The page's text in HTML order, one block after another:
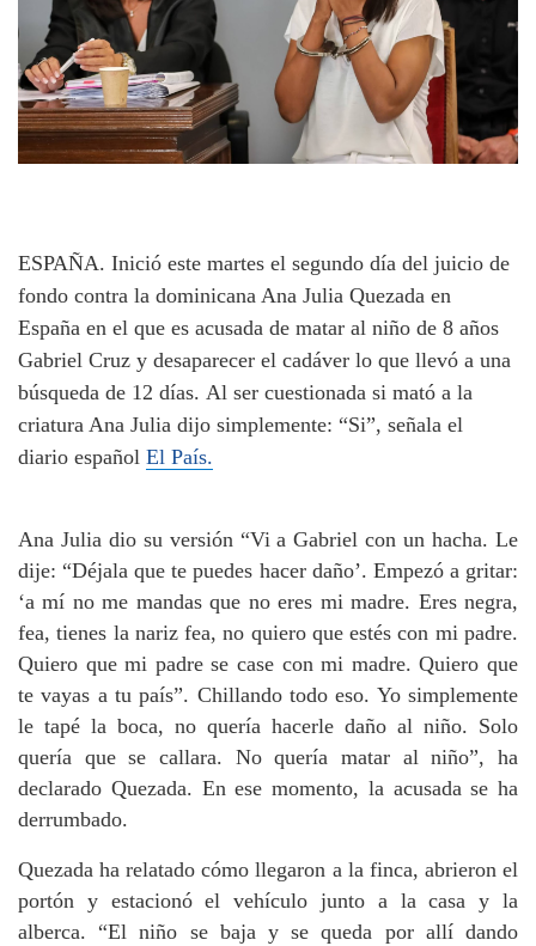
ESPAÑA. Inició este martes el segundo día del juicio de
fondo contra la dominicana Ana Julia Quezada en
España en el que es acusada de matar al niño de 8 años
Gabriel Cruz y desaparecer el cadáver lo que llevó a una
búsqueda de 12 días. Al ser cuestionada si mató a la
criatura Ana Julia dijo simplemente: “Si”, señala el
diario español El País.
Ana Julia dio su versión “Vi a Gabriel con un hacha. Le
dije: “Déjala que te puedes hacer daño’. Empezó a gritar:
‘a mí no me mandas que no eres mi madre. Eres negra,
fea, tienes la nariz fea, no quiero que estés con mi padre.
Quiero que mi padre se case con mi madre. Quiero que
te vayas a tu país”. Chillando todo eso. Yo simplemente
le tapé la boca, no quería hacerle daño al niño. Solo
quería que se callara. No quería matar al niño”, ha
declarado Quezada. En ese momento, la acusada se ha
derrumbado.
Quezada ha relatado cómo llegaron a la finca, abrieron el
portón y estacionó el vehículo junto a la casa y la
alberca. “El niño se baja y se queda por allí dando